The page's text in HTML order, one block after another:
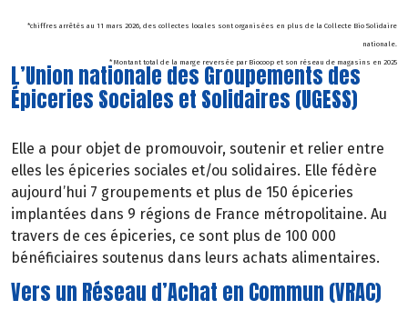
*chiffres arrêtés au 11 mars 2026, des collectes locales sont organisées en plus de la Collecte Bio Solidaire
nationale.
* Montant total de la marge reversée par Biocoop et son réseau de magasins en 2025
L’Union nationale des Groupements des
Épiceries Sociales et Solidaires (UGESS)
Elle a pour objet de promouvoir, soutenir et relier entre
elles les épiceries sociales et/ou solidaires. Elle fédère
aujourd’hui 7 groupements et plus de 150 épiceries
implantées dans 9 régions de France métropolitaine. Au
travers de ces épiceries, ce sont plus de 100 000
bénéficiaires soutenus dans leurs achats alimentaires.
Vers un Réseau d’Achat en Commun (VRAC)